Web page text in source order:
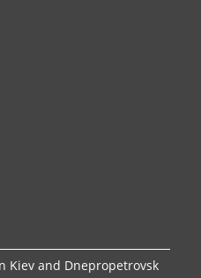
Kiev and Dnepropetrovsk